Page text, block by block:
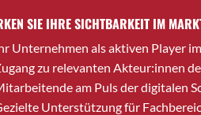
SIE IHRE SICHTBARKEIT IM
Unternehmen als aktiven Player
zu relevanten Akteur:innen
am Puls der digitalen
Unterstützung für